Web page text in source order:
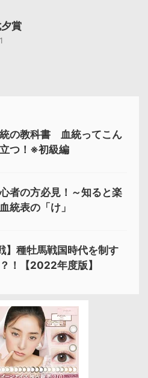
賞
の教科書 血統ってこん
つ！※初級編
者の方必見！～知ると楽
統表の「け」
】種牡馬戦国時代を制す
！【2022年度版】